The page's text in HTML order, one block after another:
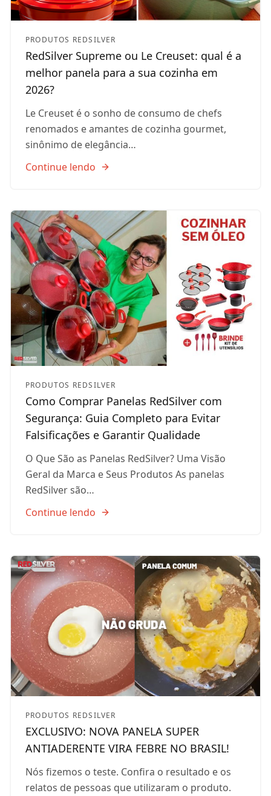
PRODUTOS REDSILVER
RedSilver Supreme ou Le Creuset: qual é a
melhor panela para a sua cozinha em
2026?
Le Creuset é o sonho de consumo de chefs
renomados e amantes de cozinha gourmet,
sinônimo de elegância…
Continue lendo
PRODUTOS REDSILVER
Como Comprar Panelas RedSilver com
Segurança: Guia Completo para Evitar
Falsificações e Garantir Qualidade
O Que São as Panelas RedSilver? Uma Visão
Geral da Marca e Seus Produtos As panelas
RedSilver são…
Continue lendo
PRODUTOS REDSILVER
EXCLUSIVO: NOVA PANELA SUPER
ANTIADERENTE VIRA FEBRE NO BRASIL!
Nós fizemos o teste. Confira o resultado e os
relatos de pessoas que utilizaram o produto.